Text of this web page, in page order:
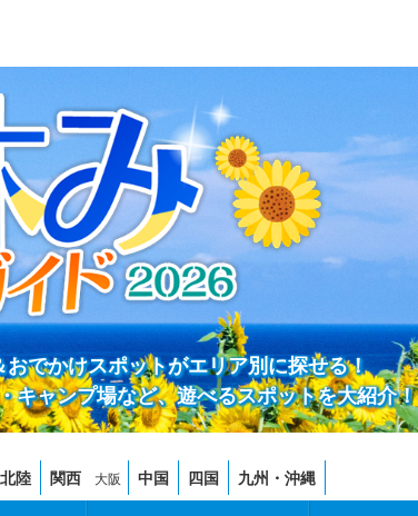
でかけスポットがエリア別に探せる！
キャンプ場など、遊べるスポットを大紹介！
北陸 関西 大阪 中国 四国 九州・沖縄